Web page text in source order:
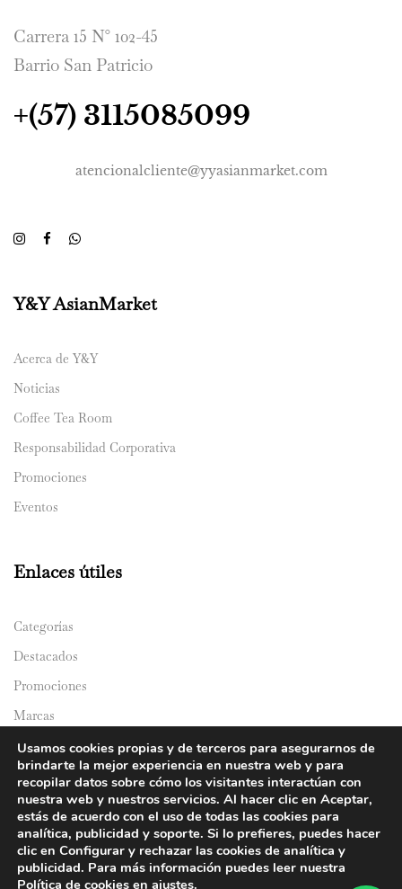
Carrera 15 N° 102-45
Barrio San Patricio
+(57) 3115085099
atencionalcliente@yyasianmarket.com
Y&Y AsianMarket
Acerca de Y&Y
Noticias
Coffee Tea Room
Responsabilidad Corporativa
Promociones
Eventos
Enlaces útiles
Categorías
Destacados
Promociones
Marcas
Catálogos
Domicilios
© 2024 Y&Y Asian Market. All rights reserved.
Usamos cookies propias y de terceros para asegurarnos de
brindarte la mejor experiencia en nuestra web y para
recopilar datos sobre cómo los visitantes interactúan con
nuestra web y nuestros servicios. Al hacer clic en Aceptar,
estás de acuerdo con el uso de todas las cookies para
analítica, publicidad y soporte. Si lo prefieres, puedes hacer
clic en Configurar y rechazar las cookies de analítica y
publicidad. Para más información puedes leer nuestra
Política de cookies en ajustes.